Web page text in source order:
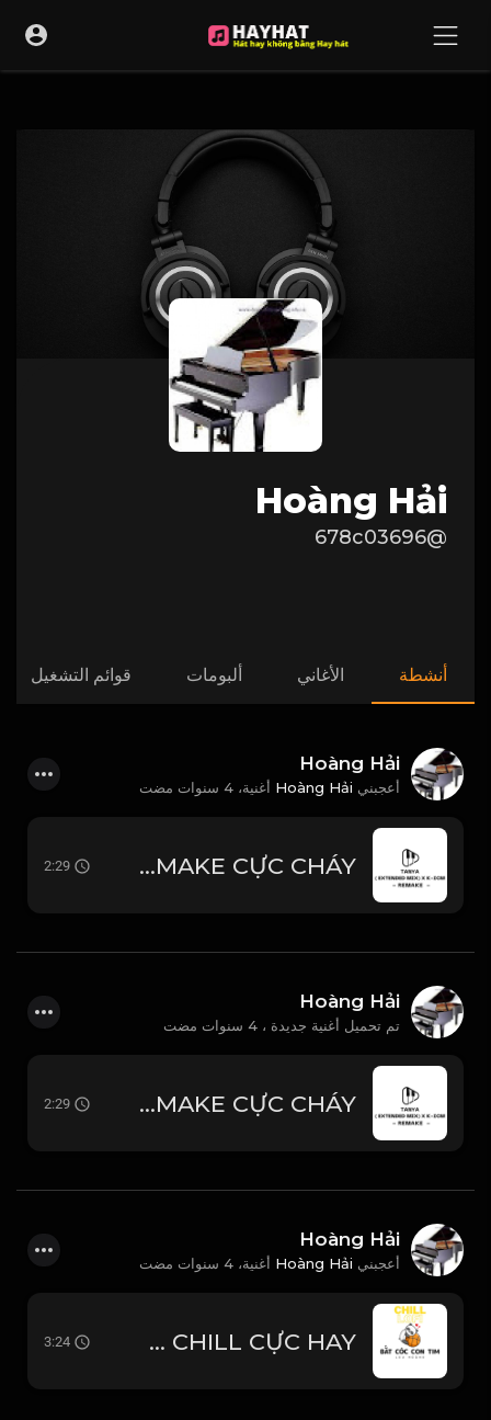
Hoàng Hải
@678c03696
أنشطة الأغاني ألبومات قوائم التشغيل
Hoàng Hải
أعجبني Hoàng Hải أغنية، 4 سنوات مضت
TANYA ( EXTENDED MIX ) x K-ICM - REMAKE CỰC CHÁY
Hoàng Hải
تم تحميل أغنية جديدة ، 4 سنوات مضت
TANYA ( EXTENDED MIX ) x K-ICM - REMAKE CỰC CHÁY
Hoàng Hải
أعجبني Hoàng Hải أغنية، 4 سنوات مضت
BẮT CÓC CON TIM - LOU HOÀNG - NHẠC CHILL CỰC HAY